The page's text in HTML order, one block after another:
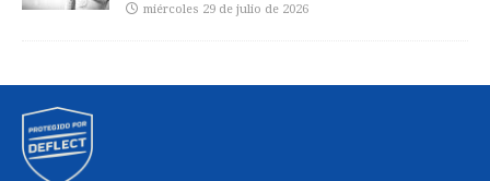
miércoles 29 de julio de 2026